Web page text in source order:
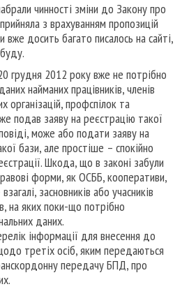
чинності зміни до Закону про
з врахуванням пропозицій
досить багато писалось на сайті,
грудня 2012 року вже не потрібно
найманих працівників, членів
організацій, профспілок та
подав заяву на реєстрацію такої
може або подати заяву на
бази, але простіше – спокійно
Шкода, що в законі забули
форми, як ОСББ, кооперативи,
засновників або учасників
на яких поки-що потрібно
даних.
інформації для внесення до
третіх осіб, яким передаються
передачу БПД, про